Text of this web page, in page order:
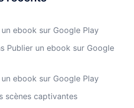
ebook sur Google Play
Publier un ebook sur Google
ebook sur Google Play
scènes captivantes